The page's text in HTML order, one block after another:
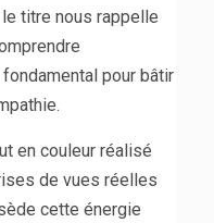
titre nous rappelle
fondamental pour bâtir
en couleur réalisé
de vues réelles
cette énergie